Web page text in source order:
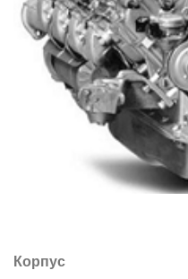
Корпус